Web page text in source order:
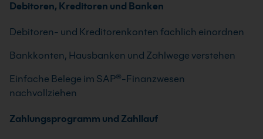
Debitoren, Kreditoren und Banken
Debitoren- und Kreditorenkonten fachlich einordnen
Bankkonten, Hausbanken und Zahlwege verstehen
Einfache Belege im SAP®-Finanzwesen
nachvollziehen
Zahlungsprogramm und Zahllauf